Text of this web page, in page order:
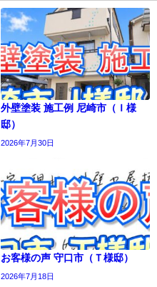
外壁塗装 施工例 尼崎市（Ｉ様
邸）
2026年7月30日
お客様の声 守口市（Ｔ様邸）
2026年7月18日